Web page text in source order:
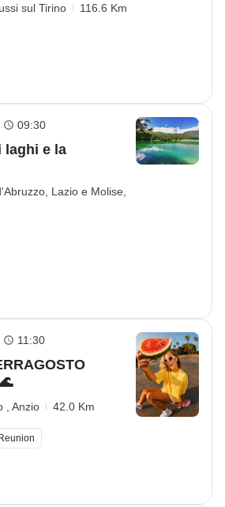
sul Tirino 116.6 Km
09:30
laghi e la
Lazio e Molise,
11:30
, Anzio 42.0 Km